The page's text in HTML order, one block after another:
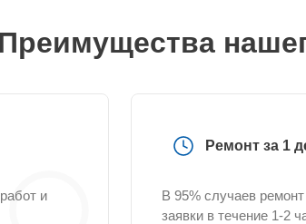
Преимущества
и
Ремонт за 1
В 95% случаев
заявки в течение 1-2